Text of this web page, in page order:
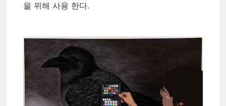
을 위해 사용 한다.